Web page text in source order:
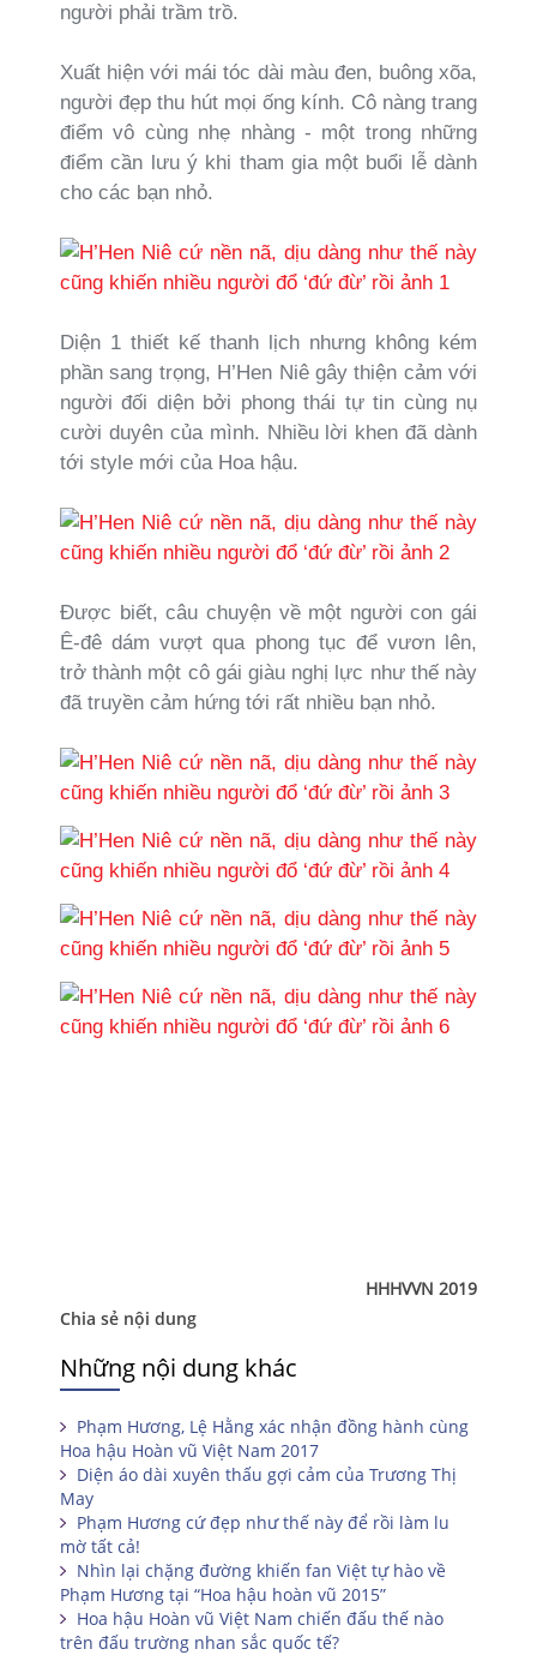
người phải trầm trồ.
Xuất hiện với mái tóc dài màu đen, buông xõa,
người đẹp thu hút mọi ống kính. Cô nàng trang
điểm vô cùng nhẹ nhàng - một trong những
điểm cần lưu ý khi tham gia một buổi lễ dành
cho các bạn nhỏ.
Diện 1 thiết kế thanh lịch nhưng không kém
phần sang trọng, H’Hen Niê gây thiện cảm với
người đối diện bởi phong thái tự tin cùng nụ
cười duyên của mình. Nhiều lời khen đã dành
tới style mới của Hoa hậu.
Được biết, câu chuyện về một người con gái
Ê-đê dám vượt qua phong tục để vươn lên,
trở thành một cô gái giàu nghị lực như thế này
đã truyền cảm hứng tới rất nhiều bạn nhỏ.
HHHVVN 2019
Chia sẻ nội dung
Những nội dung khác
Phạm Hương, Lệ Hằng xác nhận đồng hành cùng
Hoa hậu Hoàn vũ Việt Nam 2017
Diện áo dài xuyên thấu gợi cảm của Trương Thị
May
Phạm Hương cứ đẹp như thế này để rồi làm lu
mờ tất cả!
Nhìn lại chặng đường khiến fan Việt tự hào về
Phạm Hương tại “Hoa hậu hoàn vũ 2015”
Hoa hậu Hoàn vũ Việt Nam chiến đấu thế nào
trên đấu trường nhan sắc quốc tế?